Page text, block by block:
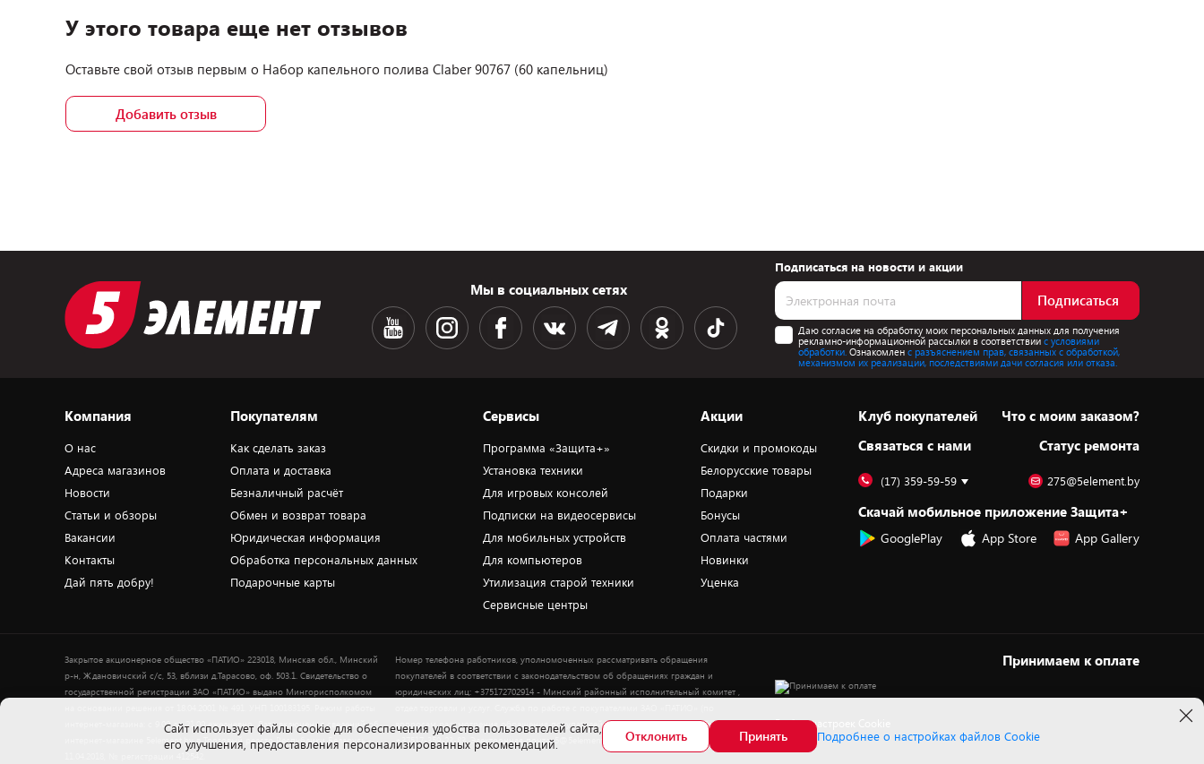
У этого товара еще нет отзывов
Оставьте свой отзыв первым о Набор капельного полива Claber 90767 (60 капельниц)
Добавить отзыв
Мы в социальных сетях
Подписаться на новости и акции
Подписаться
Даю согласие на обработку моих персональных данных для получения
рекламно-информационной рассылки в соответствиис условиями
обработки. Ознакомлен с разъяснением прав, связанных с обработкой,
механизмом их реализации, последствиями дачи согласия или отказа.
Компания
О нас
Адреса магазинов
Новости
Статьи и обзоры
Вакансии
Контакты
Дай пять добру!
Покупателям
Как сделать заказ
Оплата и доставка
Безналичный расчёт
Обмен и возврат товара
Юридическая информация
Обработка персональных данных
Подарочные карты
Сервисы
Программа «Защита+»
Установка техники
Для игровых консолей
Подписки на видеосервисы
Для мобильных устройств
Для компьютеров
Утилизация старой техники
Сервисные центры
Акции
Скидки и промокоды
Белорусские товары
Подарки
Бонусы
Оплата частями
Новинки
Уценка
Клуб покупателей
Cвязаться с нами
Что с моим заказом?
Статус ремонта
(17) 359-59-59 275@5element.by
Скачай мобильное приложение Защита+
GooglePlay App Store App Gallery
Закрытое акционерное общество «ПАТИО» 223018, Минская обл., Минский
р-н, Ждановичский с/с, 53, вблизи д.Тарасово, оф. 503.1. Свидетельство о
государственной регистрации ЗАО «ПАТИО» выдано Мингорисполкомом
интернет-магазина: с 9.00 до 21.00 ежедневно. Дата включения сведений об
интернет-магазине 5element.by в Торговый реестр Республики Беларусь -
Номер телефона работников, уполномоченных рассматривать обращения
покупателей в соответствии с законодательством об обращениях граждан и
юридических лиц: +375172702914 - Минский районный исполнительный комитет ,
вопросам рассмотрения обращения покупателей о нарушении их прав): Тел.:
+37517-359-23-83. Электронная почта: 5@5element.by
Принимаем к оплате
Выбор настроек Cookie
Cайт использует файлы cookie для обеспечения удобства пользователей сайта,
его улучшения, предоставления персонализированных рекомендаций.
Отклонить Принять Подробнее о настройках файлов Cookie